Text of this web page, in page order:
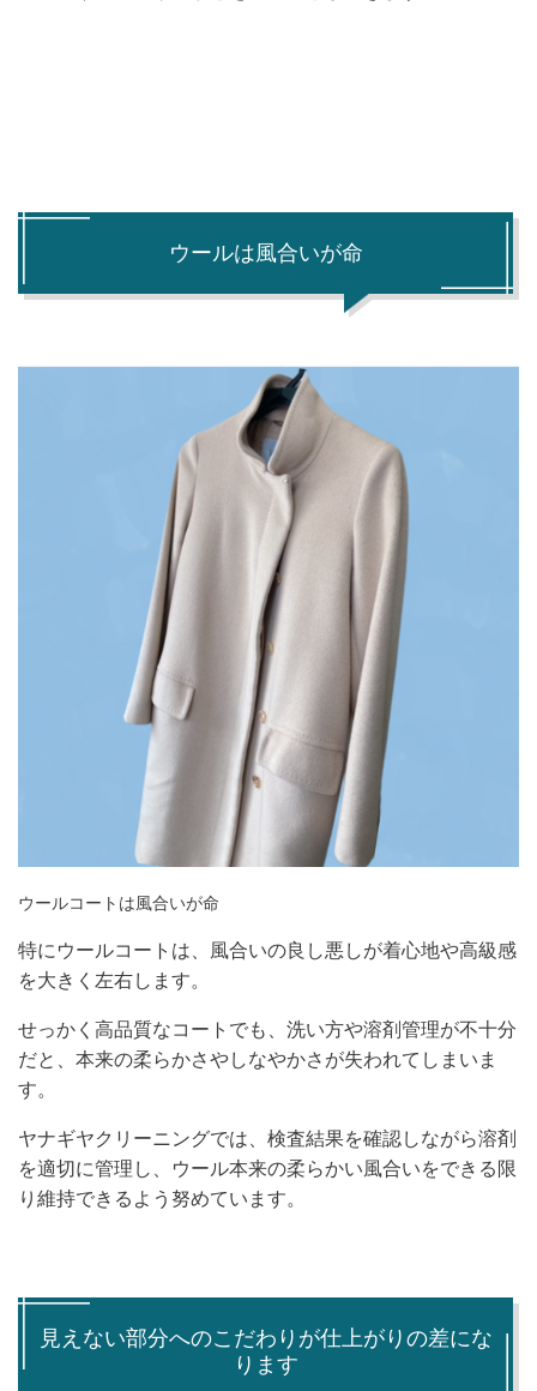
ウールは風合いが命
ウールコートは風合いが命
特にウールコートは、風合いの良し悪しが着心地や高級感
を大きく左右します。
せっかく高品質なコートでも、洗い方や溶剤管理が不十分
だと、本来の柔らかさやしなやかさが失われてしまいま
す。
ヤナギヤクリーニングでは、検査結果を確認しながら溶剤
を適切に管理し、ウール本来の柔らかい風合いをできる限
り維持できるよう努めています。
見えない部分へのこだわりが仕上がりの差にな
ります